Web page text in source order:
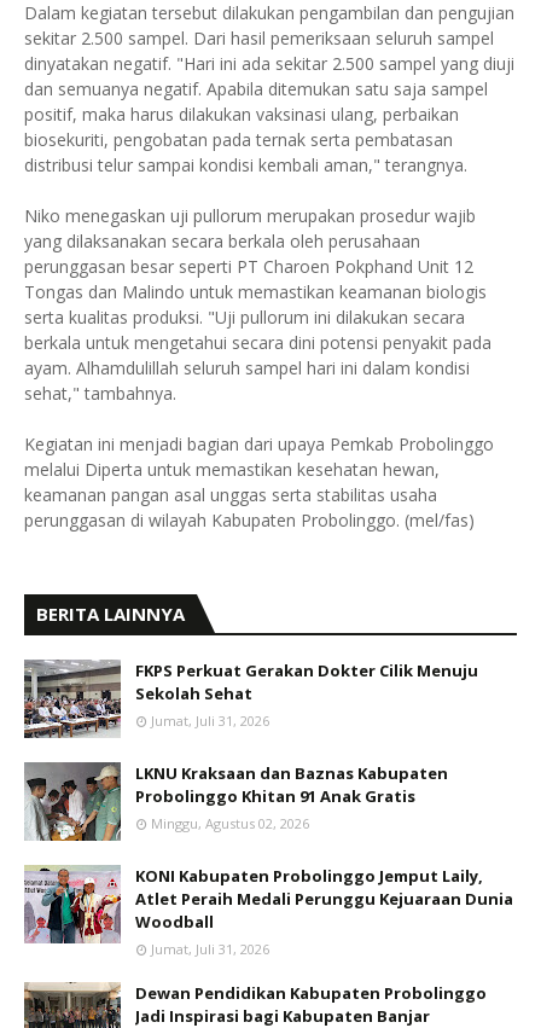
Dalam kegiatan tersebut dilakukan pengambilan dan pengujian
sekitar 2.500 sampel. Dari hasil pemeriksaan seluruh sampel
dinyatakan negatif. "Hari ini ada sekitar 2.500 sampel yang diuji
dan semuanya negatif. Apabila ditemukan satu saja sampel
positif, maka harus dilakukan vaksinasi ulang, perbaikan
biosekuriti, pengobatan pada ternak serta pembatasan
distribusi telur sampai kondisi kembali aman," terangnya.
Niko menegaskan uji pullorum merupakan prosedur wajib
yang dilaksanakan secara berkala oleh perusahaan
perunggasan besar seperti PT Charoen Pokphand Unit 12
Tongas dan Malindo untuk memastikan keamanan biologis
serta kualitas produksi. "Uji pullorum ini dilakukan secara
berkala untuk mengetahui secara dini potensi penyakit pada
ayam. Alhamdulillah seluruh sampel hari ini dalam kondisi
sehat," tambahnya.
Kegiatan ini menjadi bagian dari upaya Pemkab Probolinggo
melalui Diperta untuk memastikan kesehatan hewan,
keamanan pangan asal unggas serta stabilitas usaha
perunggasan di wilayah Kabupaten Probolinggo. (mel/fas)
BERITA LAINNYA
FKPS Perkuat Gerakan Dokter Cilik Menuju
Sekolah Sehat
Jumat, Juli 31, 2026
LKNU Kraksaan dan Baznas Kabupaten
Probolinggo Khitan 91 Anak Gratis
Minggu, Agustus 02, 2026
KONI Kabupaten Probolinggo Jemput Laily,
Atlet Peraih Medali Perunggu Kejuaraan Dunia
Woodball
Jumat, Juli 31, 2026
Dewan Pendidikan Kabupaten Probolinggo
Jadi Inspirasi bagi Kabupaten Banjar